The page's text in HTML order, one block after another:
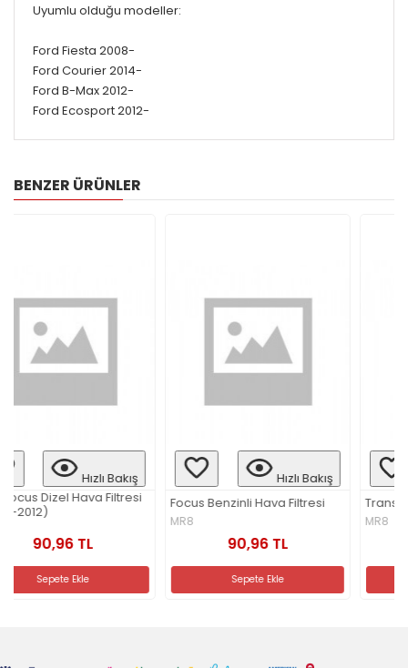
Uyumlu olduğu modeller:
Ford Fiesta 2008-
Ford Courier 2014-
Ford B-Max 2012-
Ford Ecosport 2012-
BENZER ÜRÜNLER
Hızlı Bakış
Focus Benzinli Hava Filtresi
Hızlı
Transit Hava Filtresi